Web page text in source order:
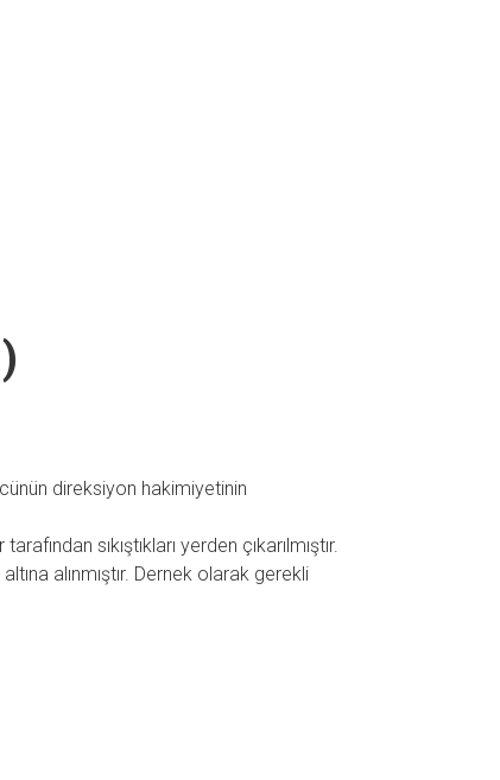
direksiyon hakimiyetinin
sıkıştıkları yerden çıkarılmıştır.
alınmıştır. Dernek olarak gerekli